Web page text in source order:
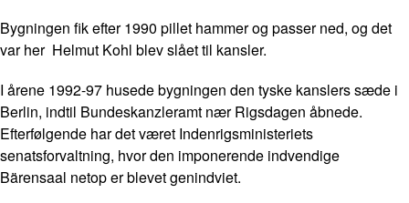
Bygningen fik efter 1990 pillet hammer og passer ned, og det
var her Helmut Kohl blev slået til kansler.
I årene 1992-97 husede bygningen den tyske kanslers sæde i
Berlin, indtil Bundeskanzleramt nær Rigsdagen åbnede.
Efterfølgende har det været Indenrigsministeriets
senatsforvaltning, hvor den imponerende indvendige
Bärensaal netop er blevet genindviet.